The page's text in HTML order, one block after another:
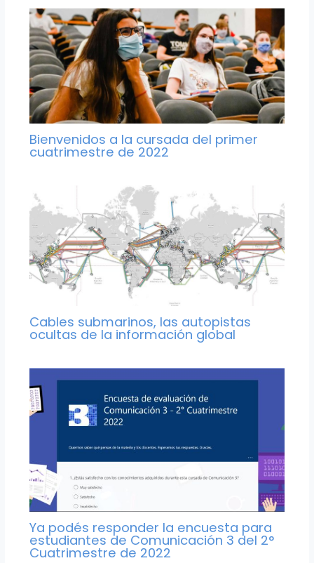
Bienvenidos a la cursada del primer
cuatrimestre de 2022
Cables submarinos, las autopistas
ocultas de la información global
Ya podés responder la encuesta para
estudiantes de Comunicación 3 del 2°
Cuatrimestre de 2022